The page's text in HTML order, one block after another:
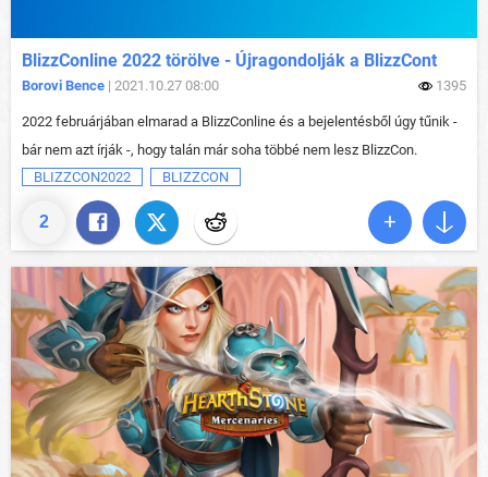
2
BlizzConline 2022 törölve - Újragondolják a BlizzCont
Borovi Bence | 2021.10.27 08:00 1395
2022 februárjában elmarad a BlizzConline és a bejelentésből úgy tűnik -
bár nem azt írják -, hogy talán már soha többé nem lesz BlizzCon.
BLIZZCON2022
BLIZZCON